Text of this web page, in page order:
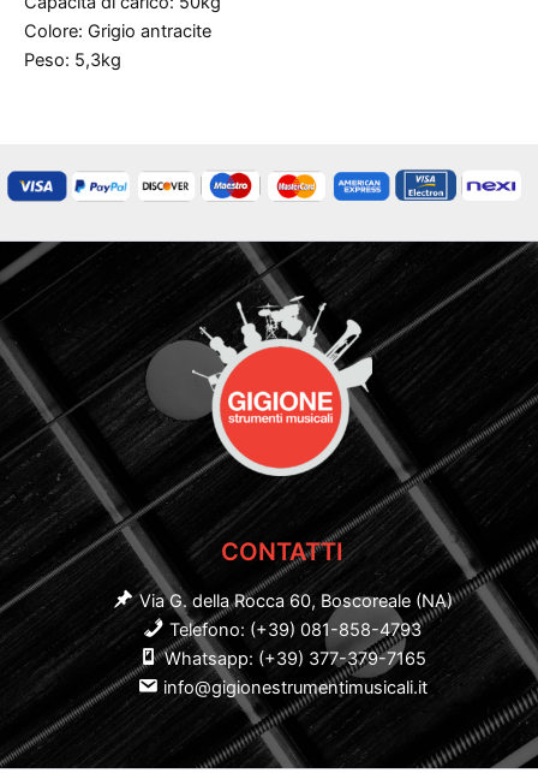
Colore: Grigio antracite
Peso: 5,3kg
CONTATTI
Via G. della Rocca 60, Boscoreale (NA)
Telefono: (+39) 081-858-4793
Whatsapp: (+39) 377-379-7165
info@gigionestrumentimusicali.it